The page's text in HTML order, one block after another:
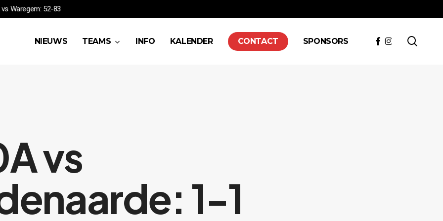
HSEA vs Waregem: 52-83
NIEUWS TEAMS INFO KALENDER CONTACT SPONSORS FACEBOOK
INSTAGRAM
vs
1-1